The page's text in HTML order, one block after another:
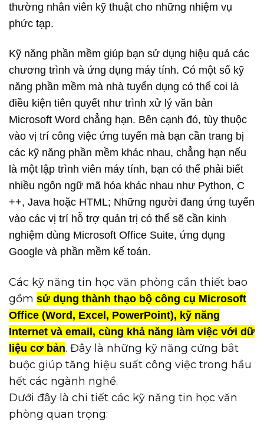
thường nhân viên kỹ thuật cho những nhiệm vụ
phức tạp.
Kỹ năng phần mềm giúp bạn sử dụng hiệu quả các
chương trình và ứng dụng máy tính. Có một số kỹ
năng phần mềm mà nhà tuyển dụng có thể coi là
điều kiện tiên quyết như trình xử lý văn bản
Microsoft Word chẳng hạn. Bên cạnh đó, tùy thuộc
vào vị trí công việc ứng tuyển mà bạn cần trang bị
các kỹ năng phần mềm khác nhau, chẳng hạn nếu
là một lập trình viên máy tính, bạn có thể phải biết
nhiều ngôn ngữ mã hóa khác nhau như Python, C
++, Java hoặc HTML; Những người đang ứng tuyển
vào các vị trí hỗ trợ quản trị có thể sẽ cần kinh
nghiệm dùng Microsoft Office Suite, ứng dụng
Google và phần mềm kế toán.
Các kỹ năng tin học văn phòng cần thiết bao
gồm sử dụng thành thạo bộ công cụ Microsoft
Office (Word, Excel, PowerPoint), kỹ năng
Internet và email, cùng khả năng làm việc với dữ
liệu cơ bản. Đây là những kỹ năng cứng bắt
buộc giúp tăng hiệu suất công việc trong hầu
hết các ngành nghề.
Dưới đây là chi tiết các kỹ năng tin học văn
phòng quan trọng: